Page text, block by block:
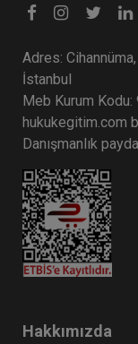
Ticari İşletme
Kongresi - III.
360 TL
Tüketici
Adres:
İstanbul
Meb Kurum Kodu:
hukukegitim.com
Danışmanlık
Hakkımızda